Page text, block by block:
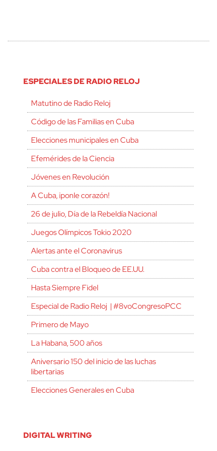
ESPECIALES DE RADIO RELOJ
Matutino de Radio Reloj
Código de las Familias en Cuba
Elecciones municipales en Cuba
Efemérides de la Ciencia
Jóvenes en Revolución
A Cuba, ¡ponle corazón!
26 de julio, Día de la Rebeldía Nacional
Juegos Olímpicos Tokio 2020
Alertas ante el Coronavirus
Cuba contra el Bloqueo de EE.UU.
Hasta Siempre Fidel
Especial de Radio Reloj | #8voCongresoPCC
Primero de Mayo
La Habana, 500 años
Aniversario 150 del inicio de las luchas
libertarias
Elecciones Generales en Cuba
DIGITAL WRITING